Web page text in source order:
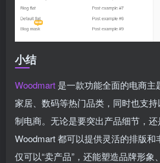
小结
Woodmart 是一款功能全面的电商主
家居、数码等热门品类，同时也支
制电商。无论是要突出产品细节，还
Woodmart 都可以提供灵活的排版和
仅可以“卖产品”，还能塑造品牌形象